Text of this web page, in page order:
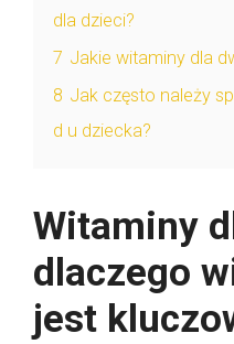
dla dzieci?
7 Jakie witaminy dla
8 Jak często należy
d u dziecka?
Witaminy
dlaczego
jest